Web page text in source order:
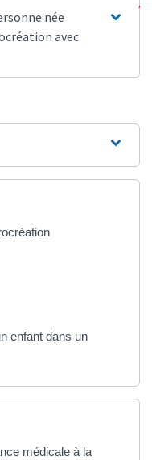
née
avec
enfant dans un
médicale à la